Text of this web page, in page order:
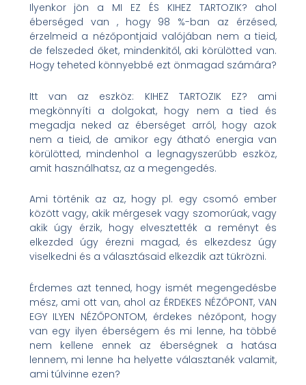
Ilyenkor jön a MI EZ ÉS KIHEZ TARTOZIK? ahol
éberséged van , hogy 98 %-ban az érzésed,
érzelmeid a nézőpontjaid valójában nem a tieid,
de felszeded őket, mindenkitől, aki körülötted van.
Hogy teheted könnyebbé ezt önmagad számára?
Itt van az eszköz: KIHEZ TARTOZIK EZ? ami
megkönnyíti a dolgokat, hogy nem a tied és
megadja neked az éberséget arról, hogy azok
nem a tieid, de amikor egy átható energia van
körülötted, mindenhol a legnagyszerűbb eszköz,
amit használhatsz, az a megengedés.
Ami történik az az, hogy pl. egy csomó ember
között vagy, akik mérgesek vagy szomorúak, vagy
akik úgy érzik, hogy elvesztették a reményt és
elkezded úgy érezni magad, és elkezdesz úgy
viselkedni és a választásaid elkezdik azt tükrözni.
Érdemes azt tenned, hogy ismét megengedésbe
mész, ami ott van, ahol az ÉRDEKES NÉZŐPONT, VAN
EGY ILYEN NÉZŐPONTOM, érdekes nézőpont, hogy
van egy ilyen éberségem és mi lenne, ha többé
nem kellene ennek az éberségnek a hatása
lennem, mi lenne ha helyette választanék valamit,
ami túlvinne ezen?